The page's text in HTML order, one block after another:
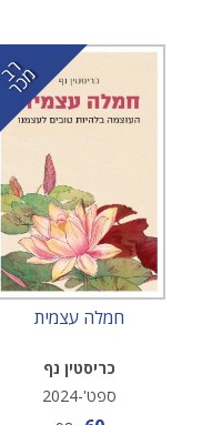
ר
ב מ
כ
ר
חמלה עצמית
כריסטין נף
ספט'-2024